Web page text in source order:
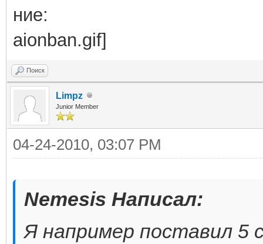
Поиск
Limpz
Junior Member
04-24-2010, 03:07 PM
Nemesis Написал:
Я например поставил 5